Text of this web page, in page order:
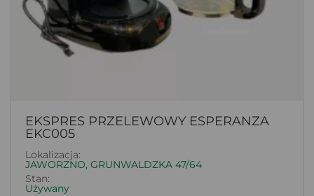
EKSPRES PRZELEWOWY ESPERANZA
EKC005
Lokalizacja:
JAWORZNO, GRUNWALDZKA 47/64
Stan:
Używany